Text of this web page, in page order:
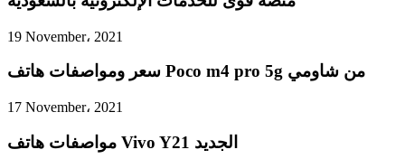
19 November، 2021
سعر ومواصفات هاتف Poco m4 pro 5g من شاومي
17 November، 2021
مواصفات هاتف Vivo Y21 الجديد